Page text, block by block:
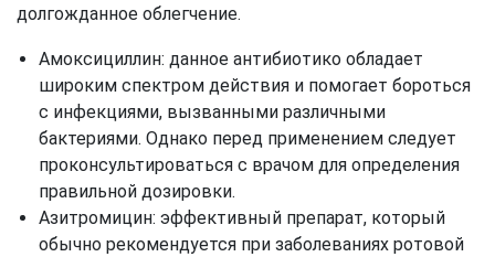
долгожданное облегчение.
Амоксициллин: данное антибиотико обладает
широким спектром действия и помогает бороться
с инфекциями, вызванными различными
бактериями. Однако перед применением следует
проконсультироваться с врачом для определения
правильной дозировки.
Азитромицин: эффективный препарат, который
обычно рекомендуется при заболеваниях ротовой